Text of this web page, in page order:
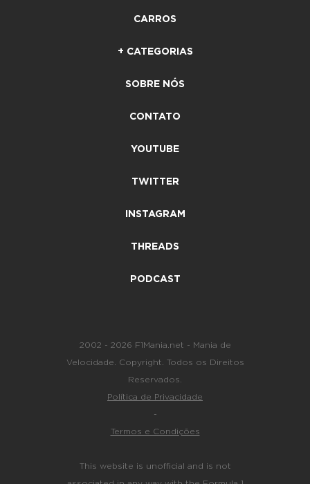
CARROS
+ CATEGORIAS
SOBRE NÓS
CONTATO
YOUTUBE
TWITTER
INSTAGRAM
THREADS
PODCAST
2002 - 2026 F1Mania.net - Mania de
Velocidade. Copyright. Todos os Direitos
Reservados.
Política de Privacidade
-
Termos e Condições
This website is unofficial and is not